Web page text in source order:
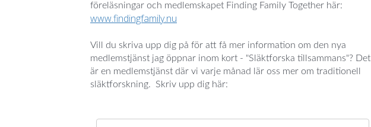
föreläsningar och medlemskapet Finding Family Together här:
www.findingfamily.nu
Vill du skriva upp dig på för att få mer information om den nya
medlemstjänst jag öppnar inom kort - "Släktforska tillsammans"? Det
är en medlemstjänst där vi varje månad lär oss mer om traditionell
släktforskning. Skriv upp dig här: